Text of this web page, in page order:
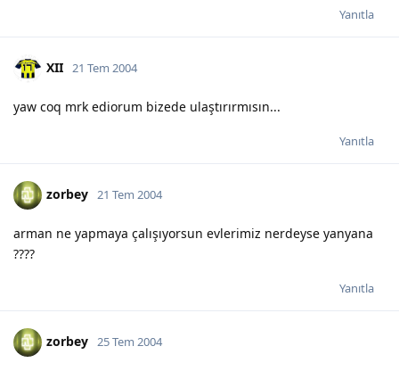
Yanıtla
XII 21 Tem 2004
yaw coq mrk ediorum bizede ulaştırırmısın...
Yanıtla
zorbey 21 Tem 2004
arman ne yapmaya çalışıyorsun evlerimiz nerdeyse yanyana
????
Yanıtla
zorbey 25 Tem 2004